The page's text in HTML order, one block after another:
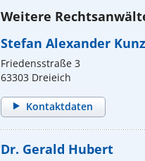
Weitere
Stefan Alexander
Friedensstraße 3
63303 Dreieich
Kontaktdaten
Dr. Gerald Hubert